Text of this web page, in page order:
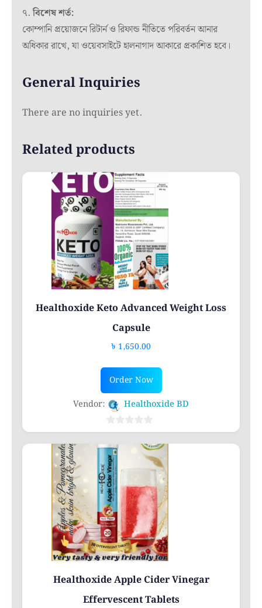
৭.বিশেষ শর্ত:
কোম্পানি প্রয়োজনে রিটার্ন ও রিফান্ড নীতিতে পরিবর্তন আনার
অধিকার রাখে, যা ওয়েবসাইটে হালনাগাদ আকারে প্রকাশিত হবে।
General Inquiries
There are no inquiries yet.
Related products
Healthoxide Keto Advanced Weight Loss
Capsule
৳ 1,650.00
Order Now
Vendor: Healthoxide BD
0
out
of
5
Healthoxide Apple Cider Vinegar
Effervescent Tablets